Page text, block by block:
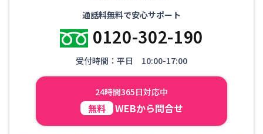
通話料無料で安心サポート
0120-302-190
受付時間：平日 10:00-17:00
24時間365日対応中
無料 WEBから問合せ